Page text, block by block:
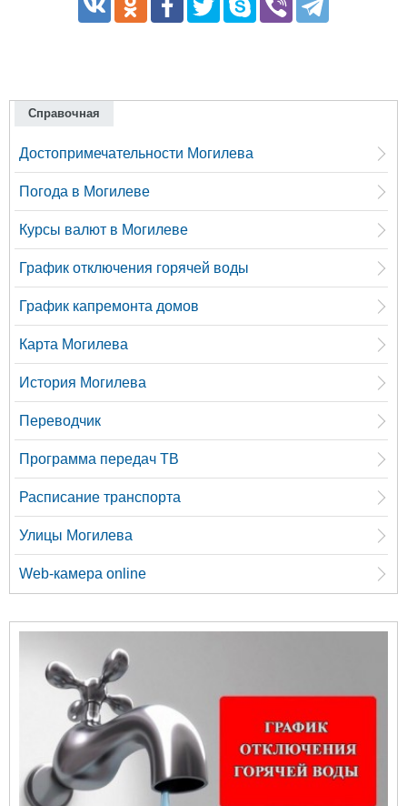
Справочная
Достопримечательности Могилева
Погода в Могилеве
Курсы валют в Могилеве
График отключения горячей воды
График капремонта домов
Карта Могилева
История Могилева
Переводчик
Программа передач ТВ
Расписание транспорта
Улицы Могилева
Web-камера online